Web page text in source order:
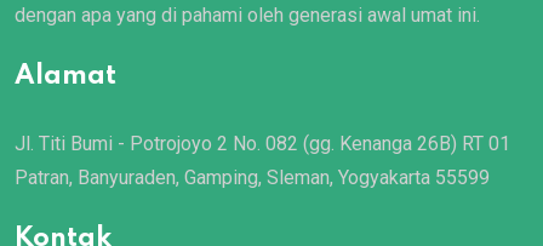
dengan apa yang di pahami oleh generasi awal umat ini.
Alamat
Jl. Titi Bumi - Potrojoyo 2 No. 082 (gg. Kenanga 26B) RT 01
Patran, Banyuraden, Gamping, Sleman, Yogyakarta 55599
Kontak